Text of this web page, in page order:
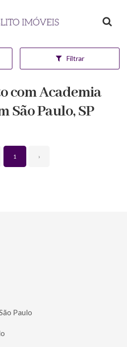
Filtrar
com Academia
São Paulo, SP
1 ›
Paulo